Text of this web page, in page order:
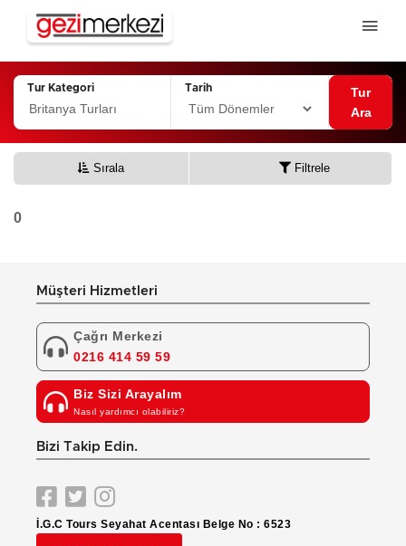
Tur Kategori Tarih
Tur
Ara
Sırala Filtrele
0
Müşteri Hizmetleri
Çağrı Merkezi
0216 414 59 59
Biz Sizi Arayalım
Nasıl yardımcı olabiliriz?
Bizi Takip Edin.
İ.G.C Tours Seyahat Acentası Belge No : 6523